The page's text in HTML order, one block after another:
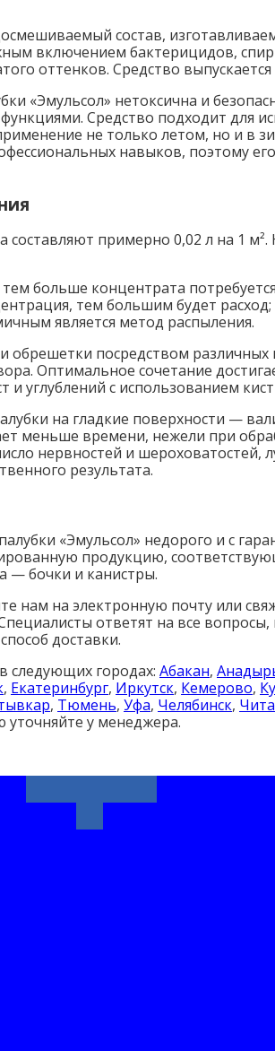
состав,
включением бактерицидов,
оттенков. Средство выпускается
«Эмульсол» нетоксична и
Средство подходит для
не только летом, но и в
навыков, поэтому
примерно 0,02 л на 1
больше концентрата
тем большим будет расход;
является метод распыления.
обрешетки посредством различных
Оптимальное сочетание
углублений с использованием
на гладкие поверхности —
меньше времени, нежели при
нервностей и шероховатостей,
результата.
«Эмульсол» недорого и с
продукцию,
— бочки и канистры.
нам на электронную почту или
ответят на все
доставки.
следующих городах: Абакан,
, Екатеринбург, Иркутск, Кемерово,
, Тюмень, Уфа, Челябинск, Чита
у менеджера.